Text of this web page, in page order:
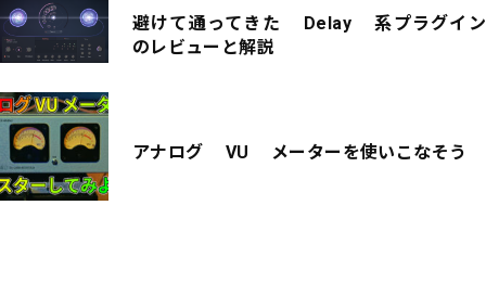
避けて通ってきた Delay 系プラグイン
のレビューと解説
アナログ VU メーターを使いこなそう